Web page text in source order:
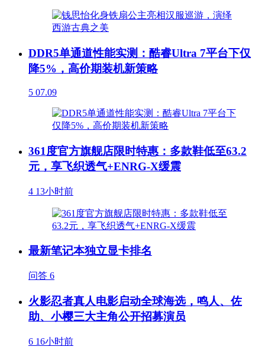
DDR5单通道性能实测：酷睿Ultra 7平台下仅
降5%，高价期装机新策略
5 07.09
361度官方旗舰店限时特惠：多款鞋低至63.2
元，享飞织透气+ENRG-X缓震
4 13小时前
最新笔记本独立显卡排名
问答 6
火影忍者真人电影启动全球海选，鸣人、佐
助、小樱三大主角公开招募演员
6 16小时前